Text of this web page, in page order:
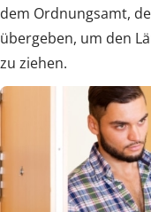
dem Ordnungsamt,
übergeben, um den
zu ziehen.